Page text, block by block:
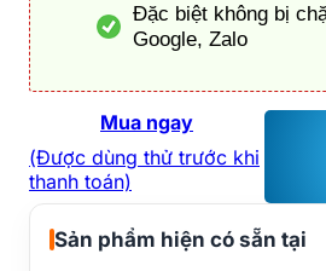
Đặc biệt không bị
Google, Zalo
Mua ngay
(Được dùng thử trước khi
thanh toán)
Sản phẩm hiện có sẵn tại